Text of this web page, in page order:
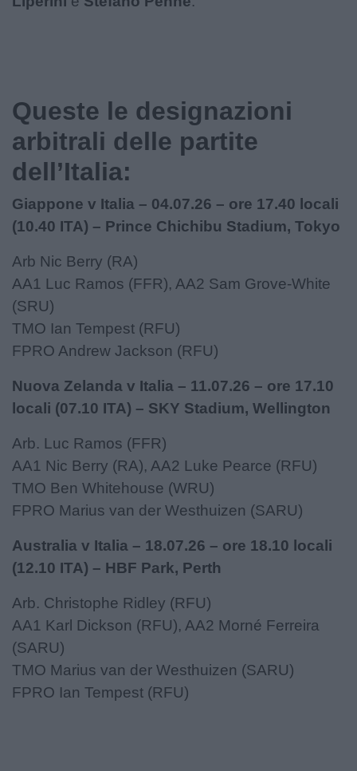
Queste le designazioni
arbitrali delle partite
dell’Italia:
Giappone v Italia – 04.07.26 – ore 17.40 locali
(10.40 ITA) – Prince Chichibu Stadium, Tokyo
Arb Nic Berry (RA)
AA1 Luc Ramos (FFR), AA2 Sam Grove-White
(SRU)
TMO Ian Tempest (RFU)
FPRO Andrew Jackson (RFU)
Nuova Zelanda v Italia – 11.07.26 – ore 17.10
locali (07.10 ITA) – SKY Stadium, Wellington
Arb. Luc Ramos (FFR)
AA1 Nic Berry (RA), AA2 Luke Pearce (RFU)
TMO Ben Whitehouse (WRU)
FPRO Marius van der Westhuizen (SARU)
Australia v Italia – 18.07.26 – ore 18.10 locali
(12.10 ITA) – HBF Park, Perth
Arb. Christophe Ridley (RFU)
AA1 Karl Dickson (RFU), AA2 Morné Ferreira
(SARU)
TMO Marius van der Westhuizen (SARU)
FPRO Ian Tempest (RFU)